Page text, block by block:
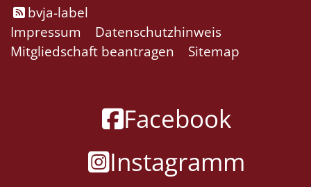
bvja-label
Impressum
Datenschutzhinweis
Mitgliedschaft beantragen
Sitemap
Facebook
Instagramm